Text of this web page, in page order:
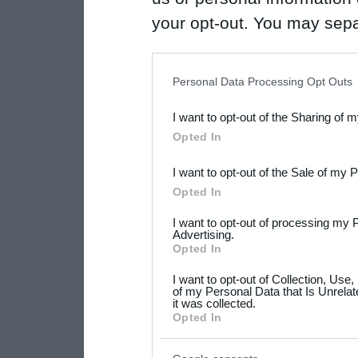
your opt-out. You may
Downstream Participants
third parties.
Please note that this
not limited to your visit or
grant or deny consent to
your data for below
consent section.
Personal Data Processing Opt Outs
I want to opt-out of the Sharing of
Opted In
I want to opt-out of the Sale of my
Opted In
I want to opt-out of processing my
Advertising.
Opted In
I want to opt-out of Collection,
of my Personal Data that Is
it was collected.
Opted In